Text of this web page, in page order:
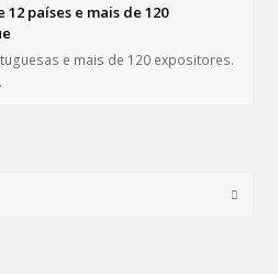
países e mais de 120
e mais de 120 expositores.